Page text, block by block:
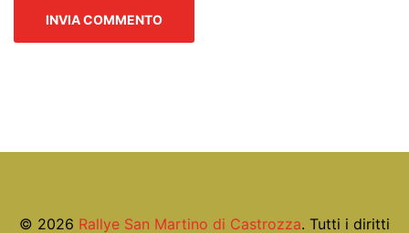
© 2026 Rallye San Martino di Castrozza. Tutti i diritti